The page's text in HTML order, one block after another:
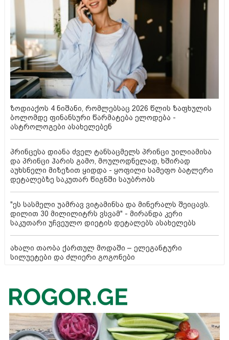
ზოდიაქოს 4 ნიშანი, რომლებსაც 2026 წლის ზაფხულის
ბოლომდე ფინანსური წარმატება ელოდება -
ასტროლოგები ასახელებენ
პრინცესა დიანა ძველ ტანსაცმელს პრინცი უილიამისა
და პრინცი ჰარის გამო, მოულოდნელად, ხშირად
აუხსნელი მიზეზით ყიდდა - ყოფილი სამეფო ბატლერი
დეტალებზე საკუთარ წიგნში საუბრობს
"ეს სასმელი უამრავ ვიტამინსა და მინერალს შეიცავს.
დილით 30 მილილიტრს ვსვამ" - მირანდა კერი
საკუთარი უჩვეულო დიეტის დეტალებს ასახელებს
ახალი თაობა ქართულ მოდაში – ელეგანტური
სილუეტები და ძლიერი გოგონები